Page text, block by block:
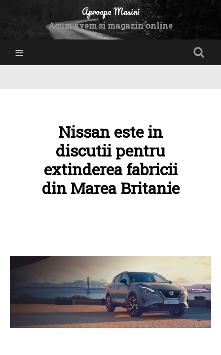
Aproape Masini
Acum avem si magazin online
Nissan este in
discutii pentru
extinderea fabricii
din Marea Britanie